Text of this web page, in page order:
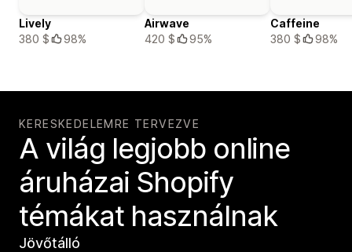
Lively
380 $
98%
Airwave
420 $
95%
Caffeine
380 $
98%
KERESKEDELEMRE TERVEZVE
A világ legjobb online
áruházai Shopify
témákat használnak
Jövőtálló